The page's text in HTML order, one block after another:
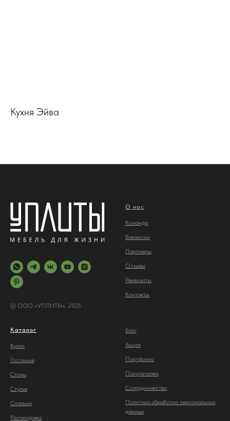
Кухня Эйва
© ООО «УПЛИТЫ», 2025
О нас
Команда
Вакансии
Партнеры
Отзывы
Реквизиты
Контакты
Каталог
Кухни
Гостиные
Столы
Стулья
Спальни
Распродажа
Блог
Акции
Портфолио
Покупателям
Сотрудничество
Политика обработки персональных
данных